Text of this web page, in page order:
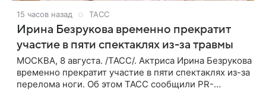
15 часов назад ТАСС
Ирина Безрукова временно прекратит
участие в пяти спектаклях из-за травмы
МОСКВА, 8 августа. /ТАСС/. Актриса Ирина Безрукова
временно прекратит участие в пяти спектаклях из-за
перелома ноги. Об этом ТАСС сообщили PR-